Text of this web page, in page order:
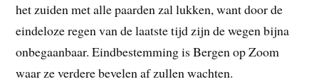
het zuiden met alle paarden zal lukken, want door de
eindeloze regen van de laatste tijd zijn de wegen bijna
onbegaanbaar. Eindbestemming is Bergen op Zoom
waar ze verdere bevelen af zullen wachten.